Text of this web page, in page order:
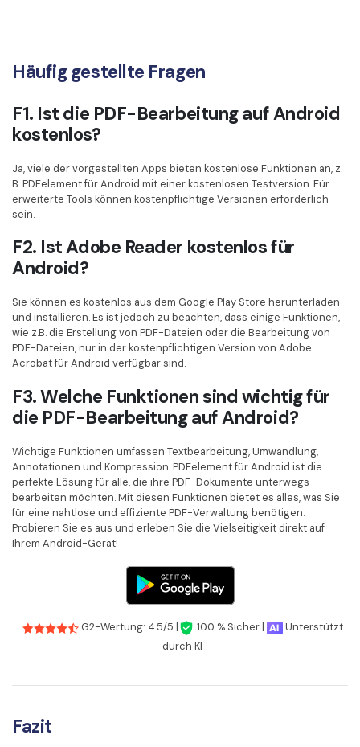
Häufig gestellte Fragen
F1. Ist die PDF-Bearbeitung auf Android
kostenlos?
Ja, viele der vorgestellten Apps bieten kostenlose Funktionen an, z.
B. PDFelement für Android mit einer kostenlosen Testversion. Für
erweiterte Tools können kostenpflichtige Versionen erforderlich
sein.
F2. Ist Adobe Reader kostenlos für
Android?
Sie können es kostenlos aus dem Google Play Store herunterladen
und installieren. Es ist jedoch zu beachten, dass einige Funktionen,
wie z.B. die Erstellung von PDF-Dateien oder die Bearbeitung von
PDF-Dateien, nur in der kostenpflichtigen Version von Adobe
Acrobat für Android verfügbar sind.
F3. Welche Funktionen sind wichtig für
die PDF-Bearbeitung auf Android?
Wichtige Funktionen umfassen Textbearbeitung, Umwandlung,
Annotationen und Kompression. PDFelement für Android ist die
perfekte Lösung für alle, die ihre PDF-Dokumente unterwegs
bearbeiten möchten. Mit diesen Funktionen bietet es alles, was Sie
für eine nahtlose und effiziente PDF-Verwaltung benötigen.
Probieren Sie es aus und erleben Sie die Vielseitigkeit direkt auf
Ihrem Android-Gerät!
G2-Wertung: 4.5/5 | 100 % Sicher |
Unterstützt
durch KI
Fazit